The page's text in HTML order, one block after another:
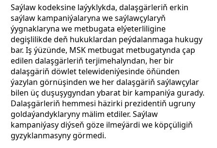
Saýlaw kodeksine laýyklykda, dalaşgärleriň erkin
saýlaw kampaniýalaryna we saýlawçylaryň
ýygnaklaryna we metbugata elýeterliligine
degişlilikde deň hukuklardan peýdalanmaga hukugy
bar. Iş ýüzünde, MSK metbugat metbugatynda çap
edilen dalaşgärleriň terjimehalyndan, her bir
dalaşgäriň döwlet telewideniýesinde öňünden
ýazylan görnüşinden we her dalaşgäriň saýlawçylar
bilen üç duşuşygyndan ybarat bir kampaniýa gurady.
Dalaşgärleriň hemmesi häzirki prezidentiň ugruny
goldaýandyklaryny mälim etdiler. Saýlaw
kampaniýasy diýseň göze ilmeýärdi we köpçüligiň
gyzyklanmasyny görmedi.